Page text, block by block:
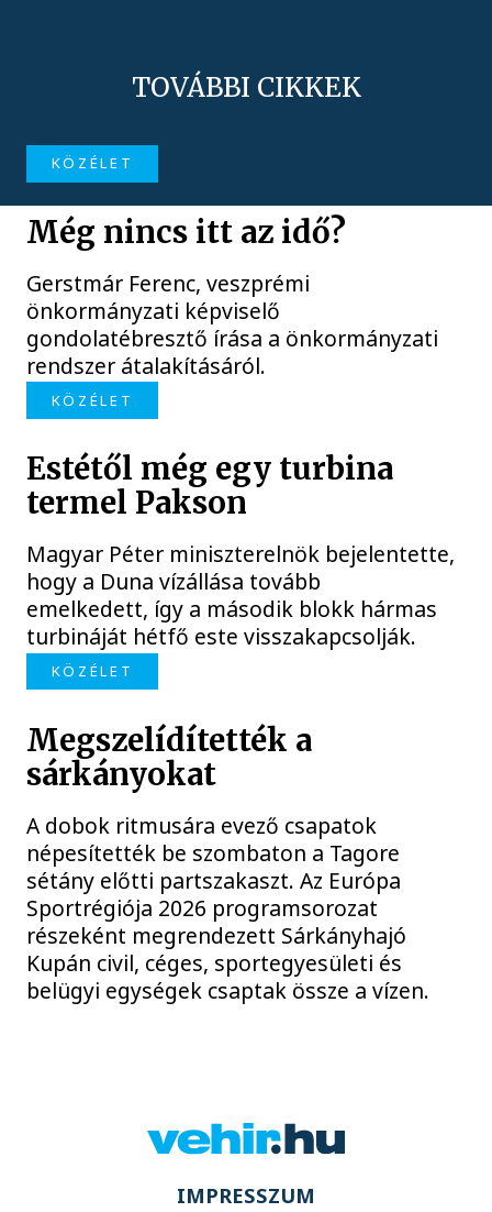
TOVÁBBI CIKKEK
KÖZÉLET
Még nincs itt az idő?
Gerstmár Ferenc, veszprémi
önkormányzati képviselő
gondolatébresztő írása a önkormányzati
rendszer átalakításáról.
KÖZÉLET
Estétől még egy turbina
termel Pakson
Magyar Péter miniszterelnök bejelentette,
hogy a Duna vízállása tovább
emelkedett, így a második blokk hármas
turbináját hétfő este visszakapcsolják.
KÖZÉLET
Megszelídítették a
sárkányokat
A dobok ritmusára evező csapatok
népesítették be szombaton a Tagore
sétány előtti partszakaszt. Az Európa
Sportrégiója 2026 programsorozat
részeként megrendezett Sárkányhajó
Kupán civil, céges, sportegyesületi és
belügyi egységek csaptak össze a vízen.
IMPRESSZUM